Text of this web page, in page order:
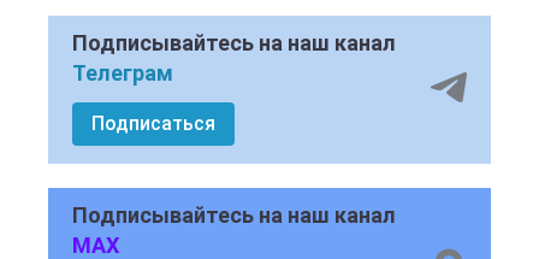
Подписывайтесь на наш канал
Телеграм
Подписаться
Подписывайтесь на наш канал
MAX